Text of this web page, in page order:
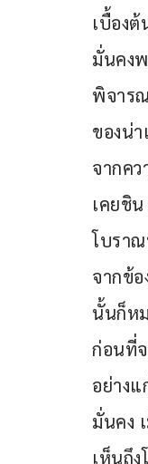
เบื้อง
มั่นคง
พิจาร
ของน่
จากค
เคยชิ
โบรา
จากข้
นั้นก็ห
ก่อนที่
อย่าง
มั่นคง
เห็นถึ